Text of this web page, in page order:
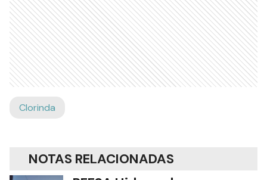
Clorinda
NOTAS RELACIONADAS